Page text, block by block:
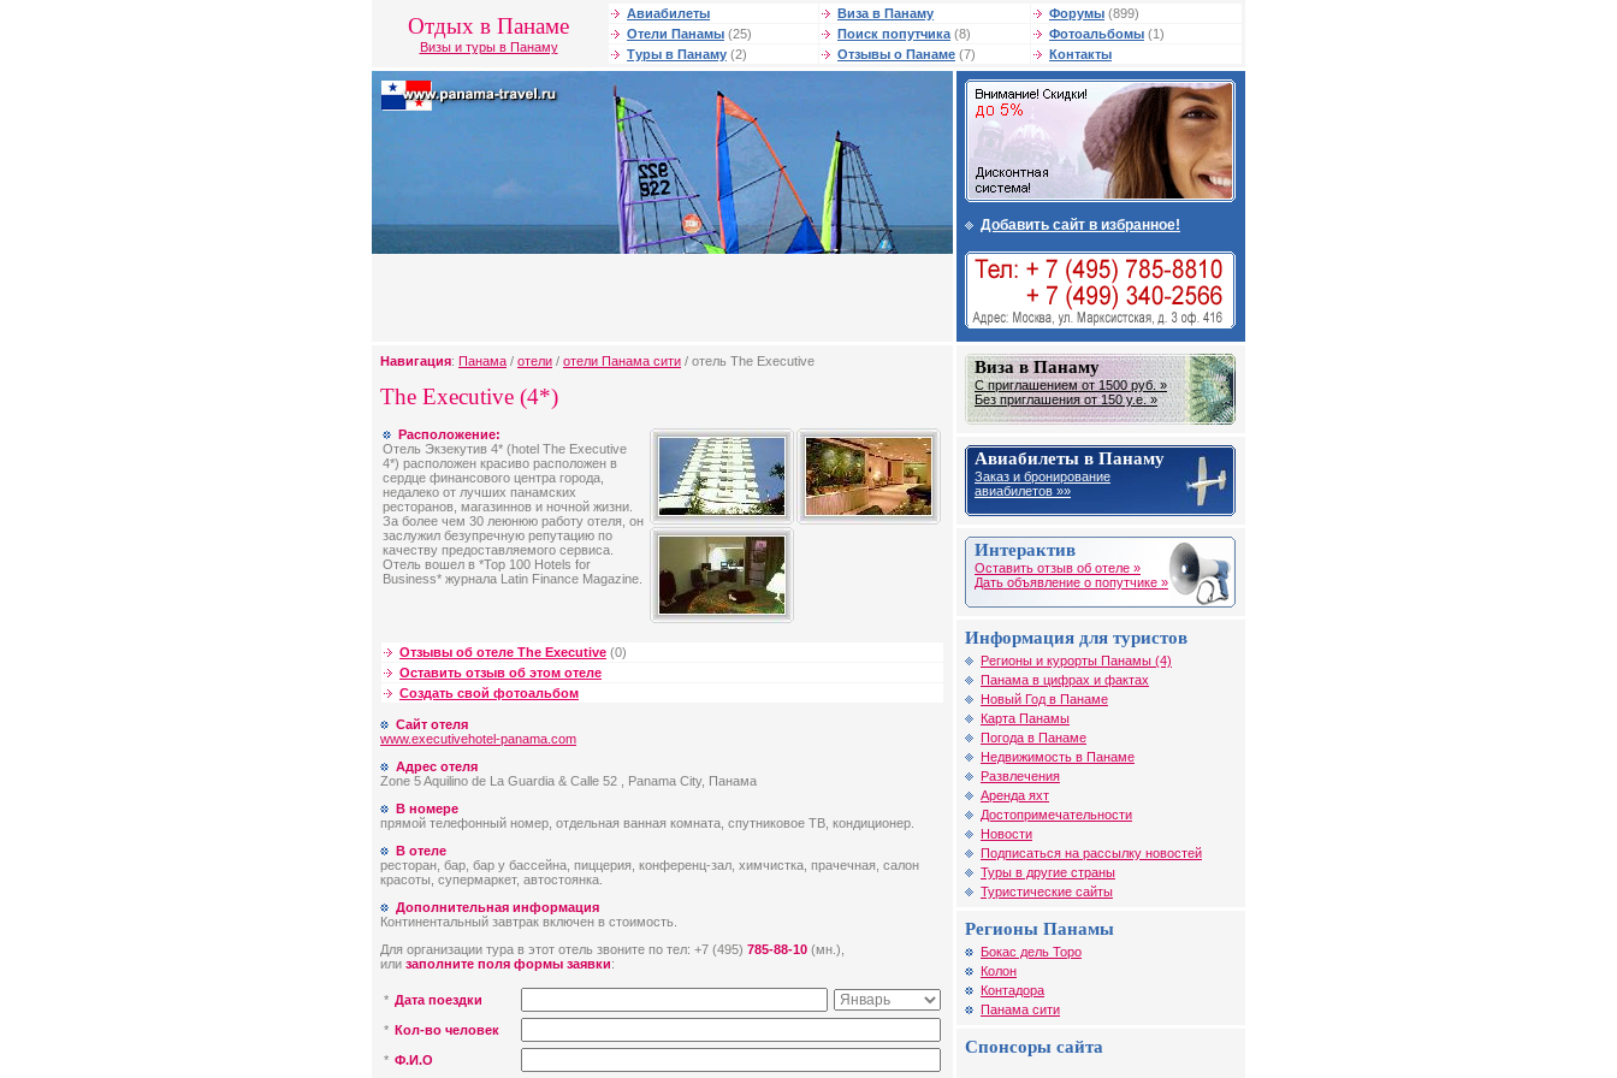
Отдых в Панаме
Визы и туры в Панаму
Авиабилеты Виза в Панаму Форумы (899)
Отели Панамы (25) Поиск попутчика (8) Фотоальбомы (1)
Туры в Панаму (2) Отзывы о Панаме (7) Контакты
Добавить сайт в избранное!
Навигация: Панама / отели / отели Панама сити / отель The Executive
The Executive (4*)
Расположение:
Отель Экзекутив 4* (hotel The Executive
4*) расположен красиво расположен в
сердце финансового центра города,
недалеко от лучших панамских
ресторанов, магазиннов и ночной жизни.
За более чем 30 леюнюю работу отеля, он
заслужил безупречную репутацию по
качеству предоставляемого сервиса.
Отель вошел в *Top 100 Hotels for
Business* журнала Latin Finance Magazine.
Отзывы об отеле The Executive (0)
Оставить отзыв об этом отеле
Создать свой фотоальбом
Сайт отеля
www.executivehotel-panama.com
Адрес отеля
Zone 5 Aquilino de La Guardia & Calle 52 , Panama City, Панама
В номере
прямой телефонный номер, отдельная ванная комната, спутниковое ТВ, кондиционер.
В отеле
ресторан, бар, бар у бассейна, пиццерия, конференц-зал, химчистка, прачечная, салон
красоты, супермаркет, автостоянка.
Дополнительная информация
Континентальный завтрак включен в стоимость.
Для организации тура в этот отель звоните по тел: +7 (495) 785-88-10 (мн.),
или заполните поля формы заявки:
* Дата поездки
* Кол-во человек
* Ф.И.О
Виза в Панаму
С приглашением от 1500 руб. »
Без приглашения от 150 у.е. »
Авиабилеты в Панаму
Заказ и бронирование
авиабилетов »»
Интерактив
Оставить отзыв об отеле »
Дать объявление о попутчике »
Информация для туристов
Регионы и курорты Панамы (4)
Панама в цифрах и фактах
Новый Год в Панаме
Карта Панамы
Погода в Панаме
Недвижимость в Панаме
Развлечения
Аренда яхт
Достопримечательности
Новости
Подписаться на рассылку новостей
Туры в другие страны
Туристические сайты
Регионы Панамы
Бокас дель Торо
Колон
Контадора
Панама сити
Спонсоры сайта